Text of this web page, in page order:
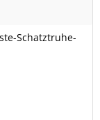
Schatztruhe-